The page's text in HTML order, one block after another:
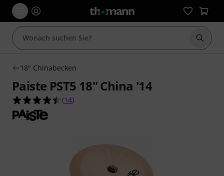
Suche
18" Chinabecken
Paiste PST5 18" China '14
4.4 von 5 Sternen aus 14 Kundenbewertungen
(14)